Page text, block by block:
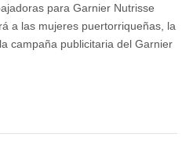
para Garnier Nutrisse
a las mujeres puertorriqueñas, la
campaña publicitaria del Garnier